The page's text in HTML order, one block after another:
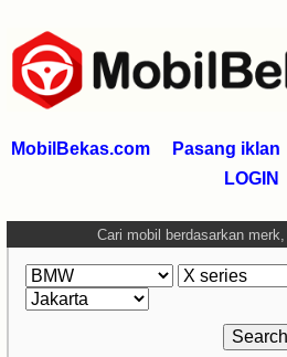
MobilBekas.com Pasang iklan
LOGIN
Cari mobil berdasarkan